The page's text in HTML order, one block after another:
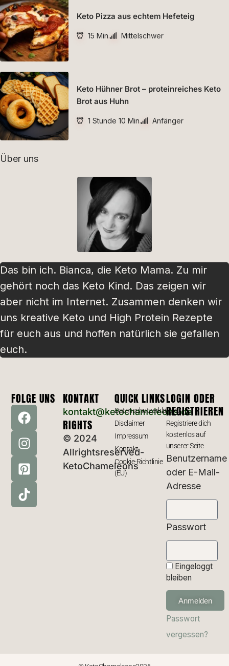
Keto Pizza aus echtem Hefeteig
15 Min. Mittelschwer
Keto Hühner Brot – proteinreiches Keto
Brot aus Huhn
1 Stunde 10 Min. Anfänger
Über uns
Das bin ich. Bianca, die Keto Mama. Zu mir
gehört noch das Keto Kind. Das zeigen wir
aber nicht im Internet. Zusammen denken wir
uns kreative Keto und High Protein Rezepte
für euch aus und hoffen natürlich sie gefallen
euch.
FOLGE UNS KONTAKT
kontakt@ketochameleons.de
RIGHTS
© 2024
Allrightsreserved-
KetoChameleons
QUICK LINKS
Datenschutzerklärung
Disclaimer
Impressum
Kontakt
Cookie-Richtlinie
(EU)
LOGIN ODER
REGISTRIEREN
Registriere dich
kostenlos auf
unserer Seite
Benutzername
oder E-Mail-
Adresse
Passwort
Eingeloggt
bleiben
Anmelden
Passwort
vergessen?